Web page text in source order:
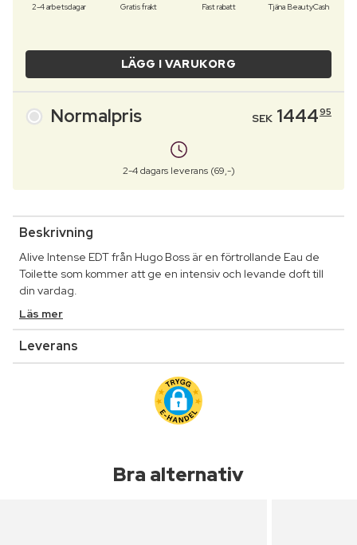
2-4 arbetsdagar Gratis frakt Fast rabatt Tjäna BeautyCash
LÄGG I VARUKORG
Normalpris SEK 144495
2-4 dagars leverans (69,-)
Beskrivning
Alive Intense EDT från Hugo Boss är en förtrollande Eau de
Toilette som kommer att ge en intensiv och levande doft till
din vardag.
Läs mer
Leverans
Bra alternativ